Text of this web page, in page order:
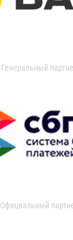
Генеральный
Официальный